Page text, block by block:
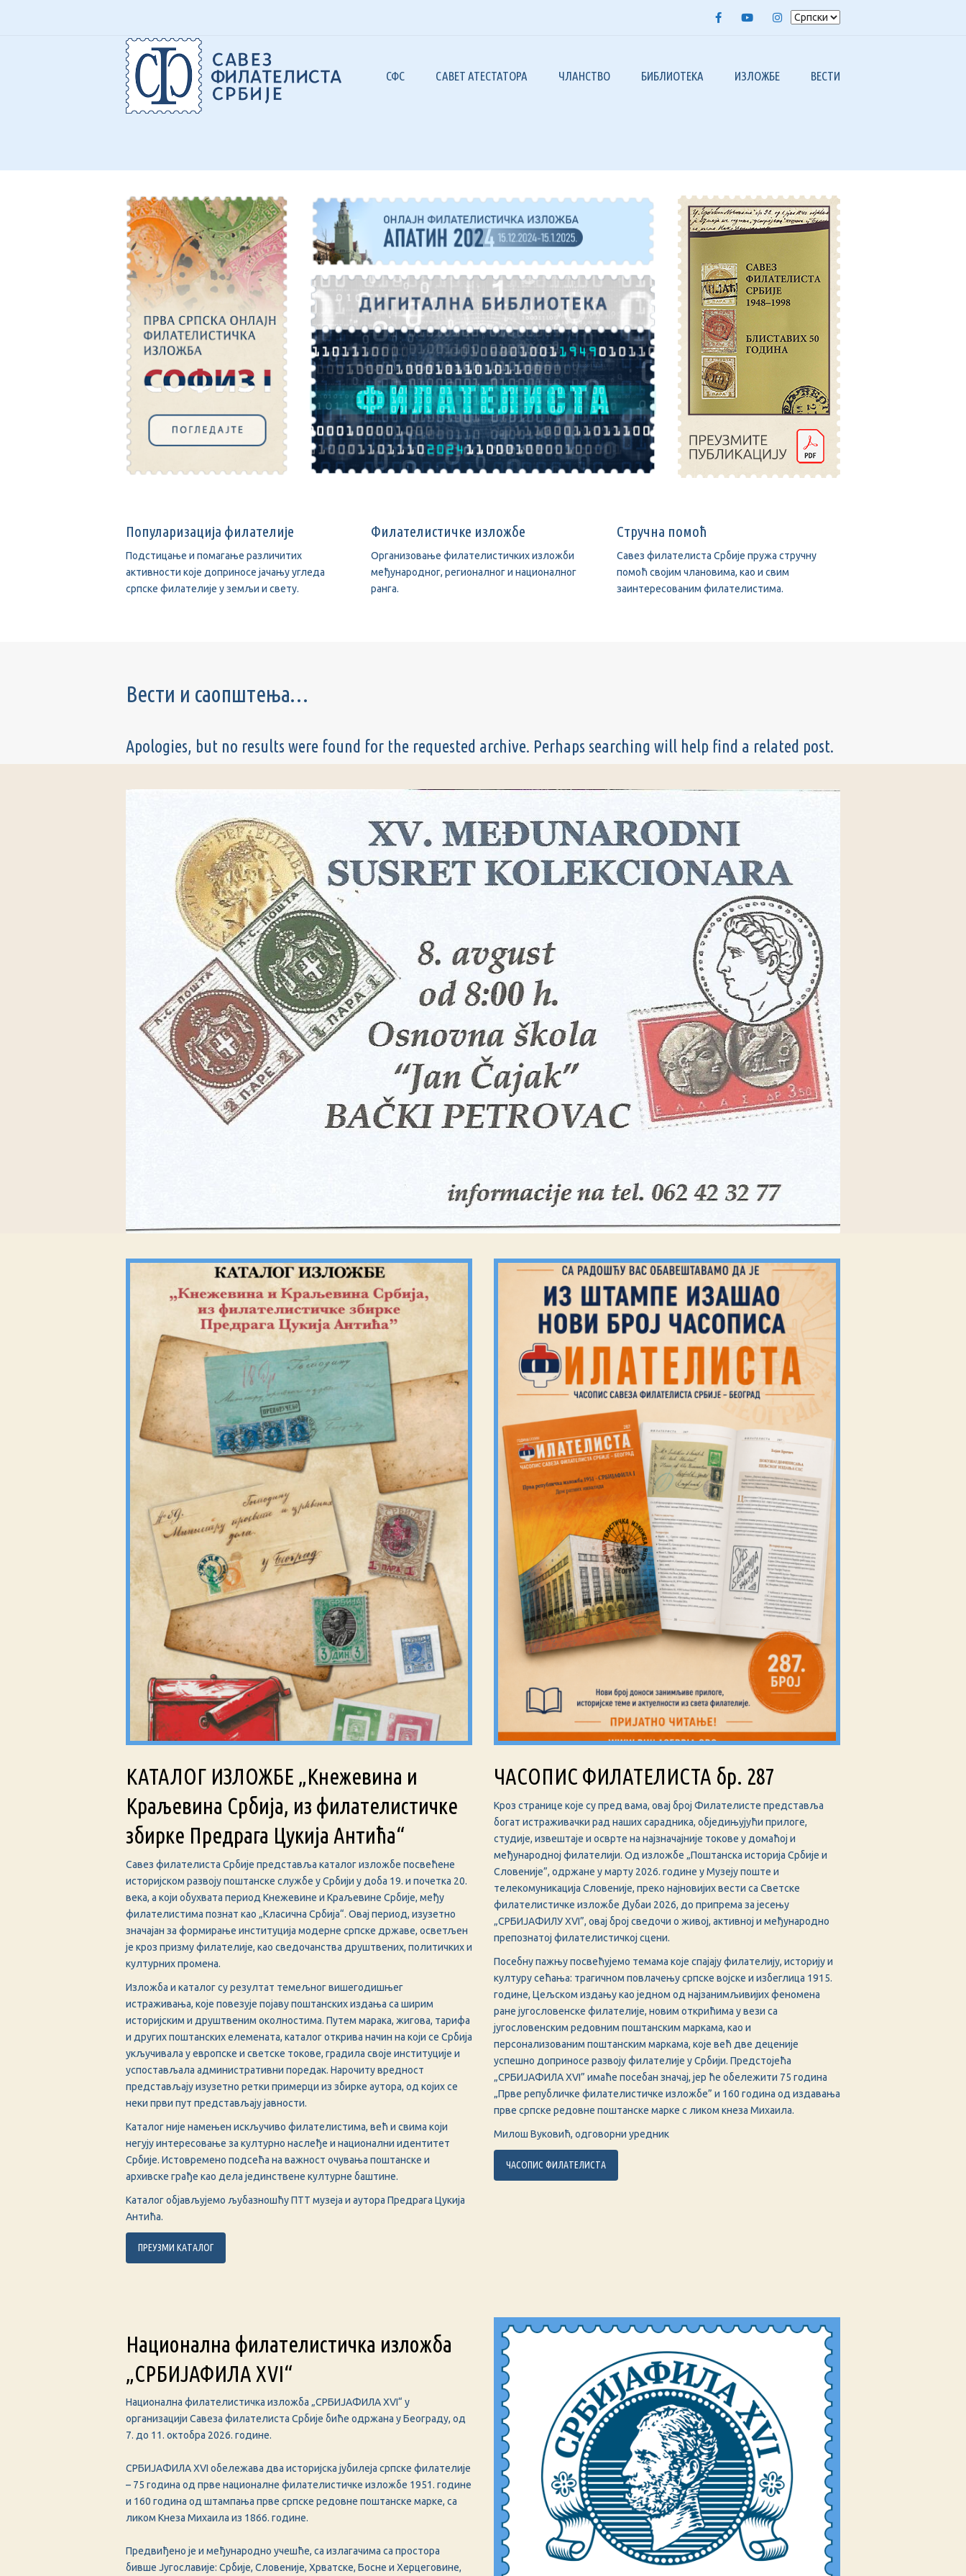
FacebookYoutubeInstagram
СФС САВЕТ АТЕСТАТОРА ЧЛАНСТВО БИБЛИОТЕКА
ЛИТЕРАТУРА
ИЗЛОЖБЕ ВЕСТИ
Популаризација филателије
Подстицање и помагање различитих
активности које доприносе јачању угледа
српске филателије у земљи и свету.
Филателистичке изложбе
Организовање филателистичких изложби
међународног, регионалног и националног
ранга.
Стручна помоћ
Савез филателиста Србије пружа стручну
помоћ својим члановима, као и свим
заинтересованим филателистима.
Вести и саопштења…
Apologies, but no results were found for the requested archive. Perhaps searching will help find a related post.
КАТАЛОГ ИЗЛОЖБЕ „Кнежевина и
Краљевина Србија, из филателистичке
збирке Предрага Цукија Антића“
Савез филателиста Србије представља каталог изложбе посвећене
историјском развоју поштанске службе у Србији у доба 19. и почетка 20.
века, а који обухвата период Кнежевине и Краљевине Србије, међу
филателистима познат као „Класична Србија“. Овај период, изузетно
значајан за формирање институција модерне српске државе, осветљен
је кроз призму филателије, као сведочанства друштвених, политичких и
културних промена.
Изложба и каталог су резултат темељног вишегодишњег
истраживања, које повезује појаву поштанских издања са ширим
историјским и друштвеним околностима. Путем марака, жигова, тарифа
и других поштанских елемената, каталог открива начин на који се Србија
укључивала у европске и светске токове, градила своје институције и
успостављала административни поредак. Нарочиту вредност
представљају изузетно ретки примерци из збирке аутора, од којих се
неки први пут представљају јавности.
Каталог није намењен искључиво филателистима, већ и свима који
негују интересовање за културно наслеђе и национални идентитет
Србије. Истовремено подсећа на важност очувања поштанске и
архивске грађе као дела јединствене културне баштине.
Каталог објављујемо љубазношћу ПТТ музеја и аутора Предрага Цукија
Антића.
ПРЕУЗМИ КАТАЛОГ
ЧАСОПИС ФИЛАТЕЛИСТА бр. 287
Кроз странице које су пред вама, овај број Филателисте представља
богат истраживачки рад наших сарадника, обједињујући прилоге,
студије, извештаје и осврте на најзначајније токове у домаћој и
међународној филателији. Од изложбе „Поштанска историја Србије и
Словеније”, одржане у марту 2026. године у Музеју поште и
телекомуникација Словеније, преко најновијих вести са Светске
филателистичке изложбе Дубаи 2026, до припрема за јесењу
„СРБИЈАФИЛУ XVI”, овај број сведочи о живој, активној и међународно
препознатој филателистичкој сцени.
Посебну пажњу посвећујемо темама које спајају филателију, историју и
културу сећања: трагичном повлачењу српске војске и избеглица 1915.
године, Цељском издању као једном од најзанимљивијих феномена
ране југословенске филателије, новим открићима у вези са
југословенским редовним поштанским маркама, као и
персонализованим поштанским маркама, које већ две деценије
успешно доприносе развоју филателије у Србији. Предстојећа
„СРБИЈАФИЛА XVI” имаће посебан значај, јер ће обележити 75 година
„Прве републичке филателистичке изложбе” и 160 година од издавања
прве српске редовне поштанске марке с ликом кнеза Михаила.
Милош Вуковић, одговорни уредник
ЧАСОПИС ФИЛАТЕЛИСТА
Национална филателистичка изложба
„СРБИЈАФИЛА XVI“
Национална филателистичка изложба „СРБИЈАФИЛА XVI“ у
организацији Савеза филателиста Србије биће одржана у Београду, од
7. до 11. октобра 2026. године.
СРБИЈАФИЛА XVI обележава два историјска јубилеја српске филателије
– 75 година од прве националне филателистичке изложбе 1951. године
и 160 година од штампања прве српске редовне поштанске марке, са
ликом Кнеза Михаила из 1866. године.
Предвиђено је и међународно учешће, са излагачима са простора
бивше Југославије: Србије, Словеније, Хрватске, Босне и Херцеговине,